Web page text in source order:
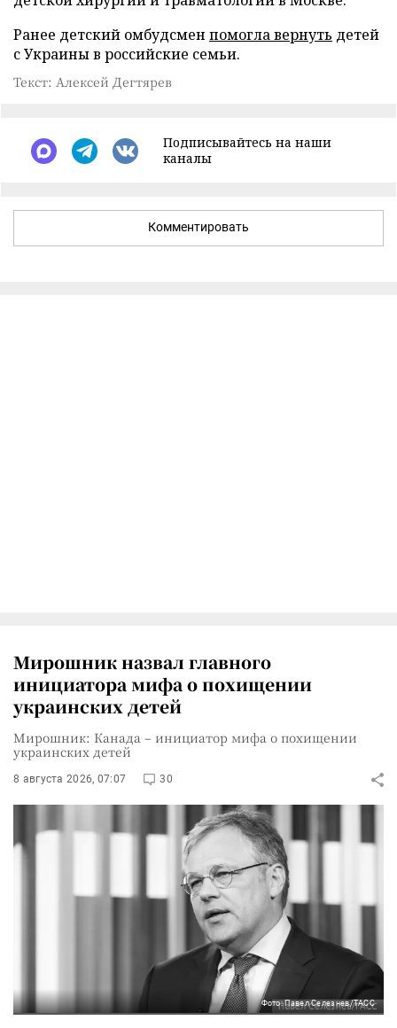
Ранее детский омбудсмен помогла вернуть детей
с Украины в российские семьи.
Текст: Алексей Дегтярев
Подписывайтесь на наши
каналы
Комментировать
Мирошник назвал главного
инициатора мифа о похищении
украинских детей
Мирошник: Канада – инициатор мифа о похищении
украинских детей
8 августа 2026, 07:07 30
Фото: Павел Селезнев/ТАСС